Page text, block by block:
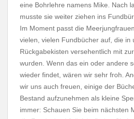
eine Bohrlehre namens Mike. Nach
musste sie weiter ziehen ins
Im Moment passt die
vielen, vielen Fundbücher auf, die in
Rückgabekisten versehentlich mit
wurden. Wenn das ein oder andere
wieder findet, wären wir sehr froh.
wir uns auch freuen, einige der
Bestand aufzunehmen als kleine
immer: Schauen Sie beim nächsten